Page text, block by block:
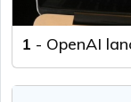
1 - OpenAI